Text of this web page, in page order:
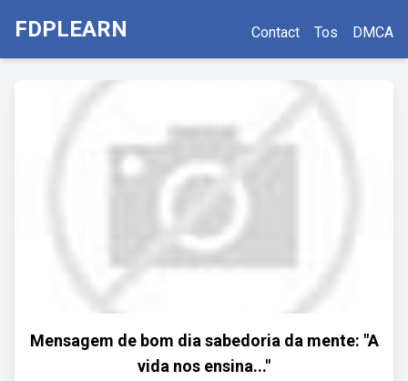
FDPLEARN Contact Tos DMCA
Mensagem de bom dia sabedoria da mente: "A
vida nos ensina..."